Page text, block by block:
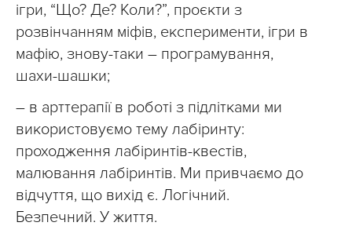
ігри, “Що? Де? Коли?”, проєкти з
розвінчанням міфів, експерименти, ігри в
мафію, знову-таки – програмування,
шахи-шашки;
– в арттерапії в роботі з підлітками ми
використовуємо тему лабіринту:
проходження лабіринтів-квестів,
малювання лабіринтів. Ми привчаємо до
відчуття, що вихід є. Логічний.
Безпечний. У життя.